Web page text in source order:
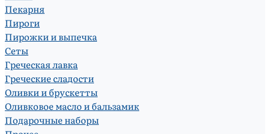
Пекарня
Пироги
Пирожки и выпечка
Сеты
Греческая лавка
Греческие сладости
Оливки и брускетты
Оливковое масло и бальзамик
Подарочные наборы